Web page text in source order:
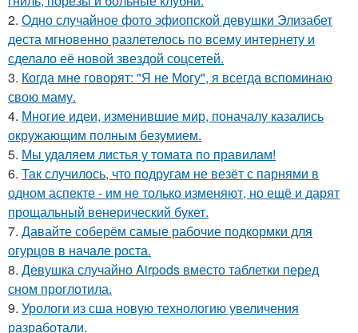
2. Одно случайное фото эфиопской девушки Элизабет
деста мгновенно разлетелось по всему интернету и
сделало её новой звездой соцсетей.
3. Когда мне говорят: "Я не Могу", я всегда вспоминаю
свою маму.
4. Многие идеи, изменившие мир, поначалу казались
окружающим полным безумием.
5. Мы удаляем листья у томата по правилам!
6. Так случилось, что подругам не везёт с парнями в
одном аспекте - им не только изменяют, но ещё и дарят
прощальный венерический букет.
7. Давайте соберём самые рабочие подкормки для
огурцов в начале роста.
8. Девушка случайно Airpods вместо таблетки перед
сном проглотила.
9. Урологи из сша новую технологию увеличения
разработали.